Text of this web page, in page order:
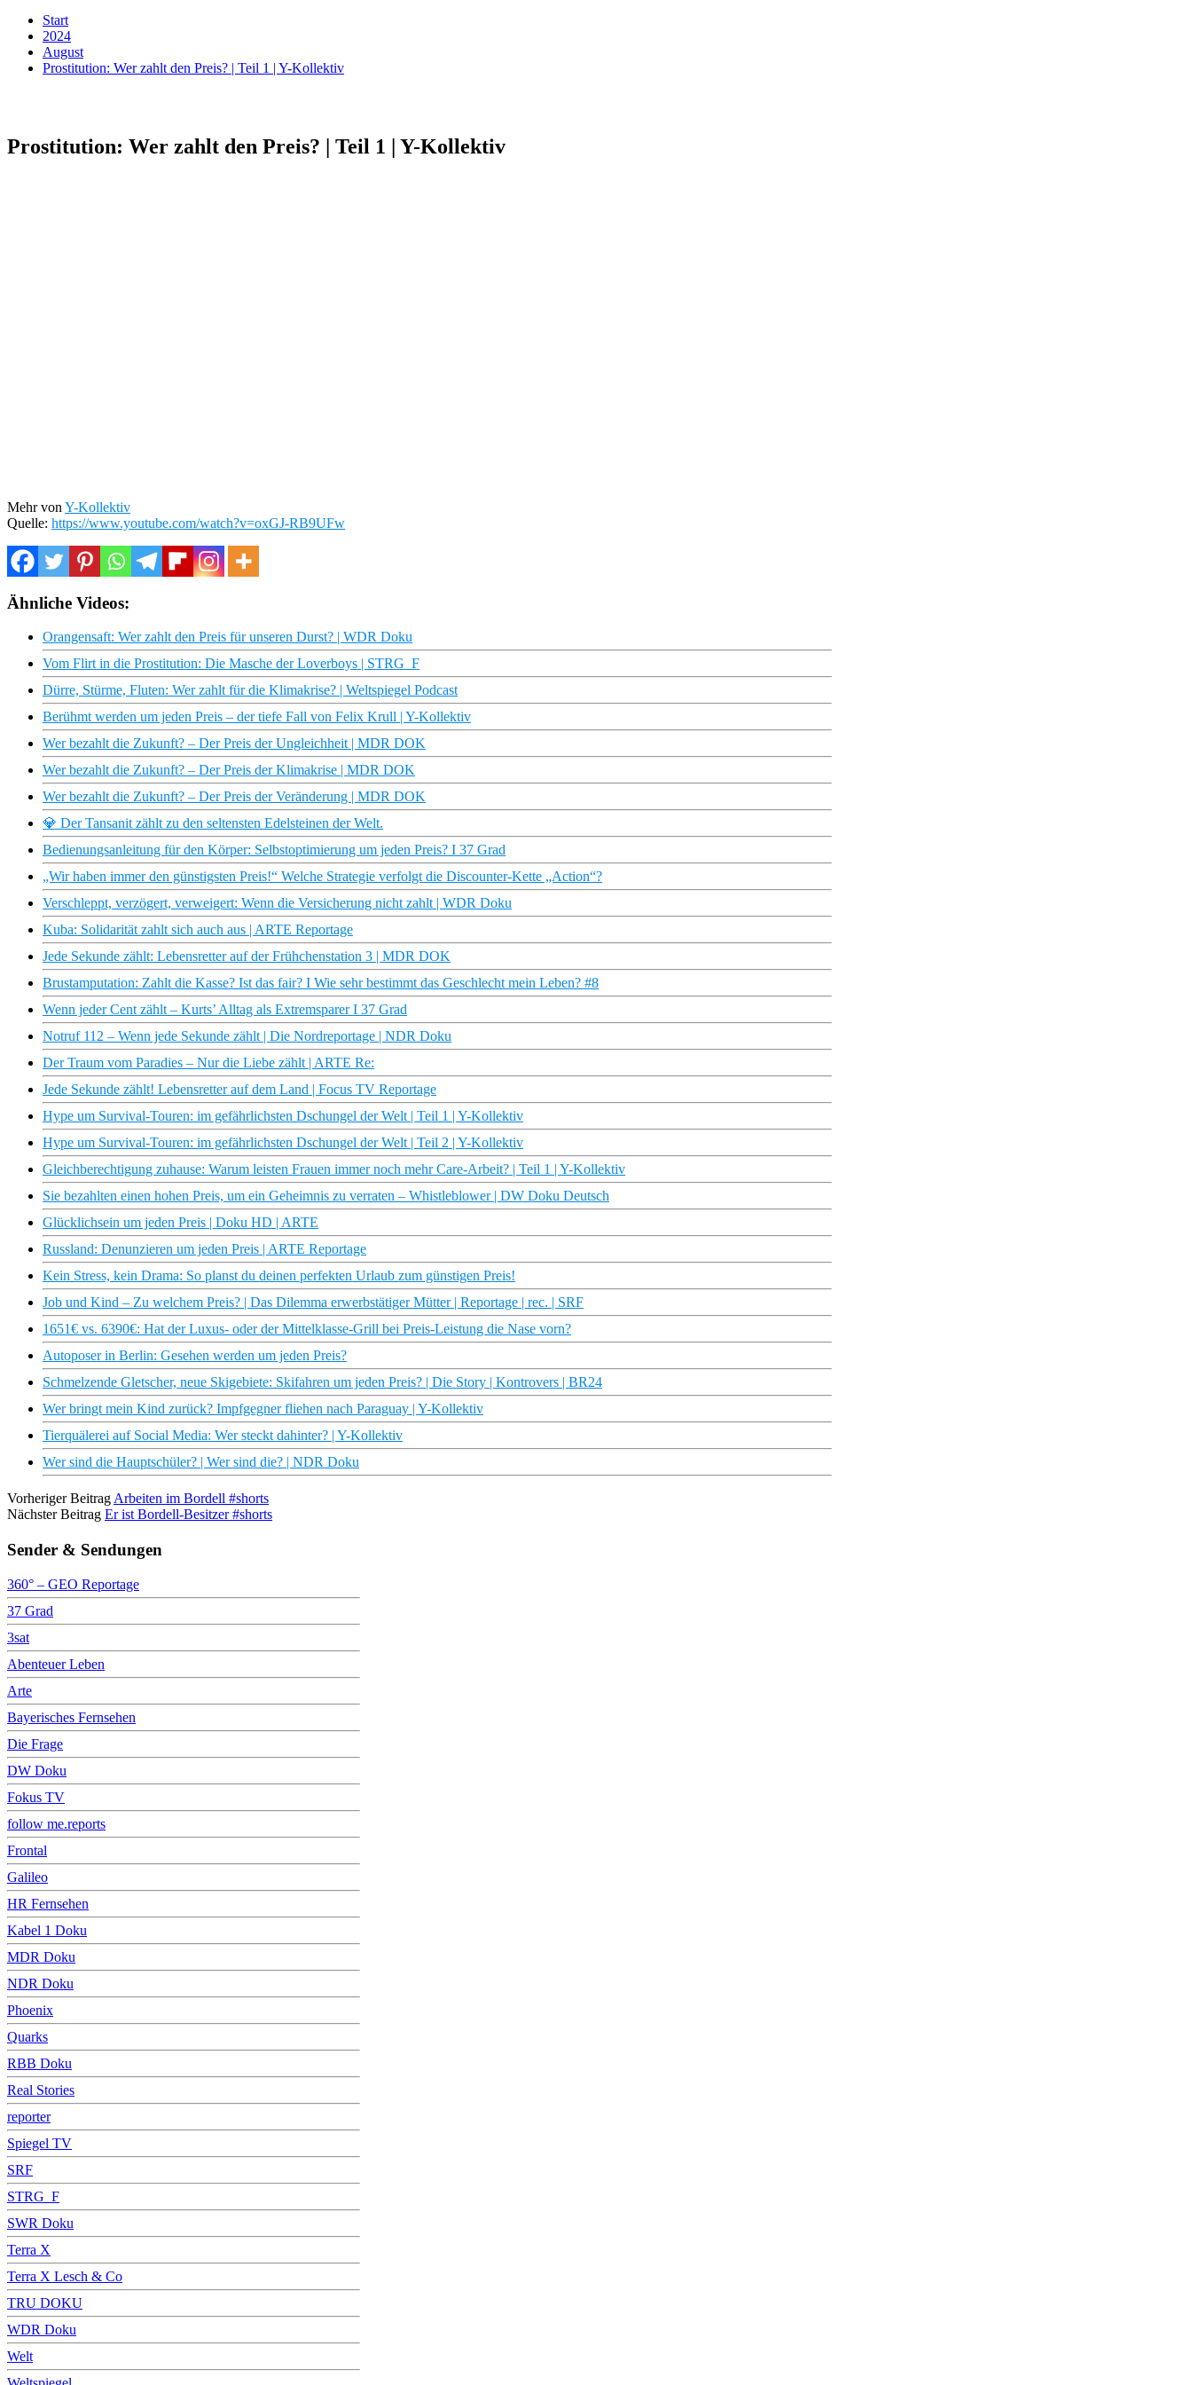
Start
2024
August
Prostitution: Wer zahlt den Preis? | Teil 1 | Y-Kollektiv
Prostitution: Wer zahlt den Preis? | Teil 1 | Y-Kollektiv
Mehr von Y-Kollektiv
Quelle: https://www.youtube.com/watch?v=oxGJ-RB9UFw
Ähnliche Videos:
Orangensaft: Wer zahlt den Preis für unseren Durst? | WDR Doku
Vom Flirt in die Prostitution: Die Masche der Loverboys | STRG_F
Dürre, Stürme, Fluten: Wer zahlt für die Klimakrise? | Weltspiegel Podcast
Berühmt werden um jeden Preis – der tiefe Fall von Felix Krull | Y-Kollektiv
Wer bezahlt die Zukunft? – Der Preis der Ungleichheit | MDR DOK
Wer bezahlt die Zukunft? – Der Preis der Klimakrise | MDR DOK
Wer bezahlt die Zukunft? – Der Preis der Veränderung | MDR DOK
💎 Der Tansanit zählt zu den seltensten Edelsteinen der Welt.
Bedienungsanleitung für den Körper: Selbstoptimierung um jeden Preis? I 37 Grad
„Wir haben immer den günstigsten Preis!“ Welche Strategie verfolgt die Discounter-Kette „Action“?
Verschleppt, verzögert, verweigert: Wenn die Versicherung nicht zahlt | WDR Doku
Kuba: Solidarität zahlt sich auch aus | ARTE Reportage
Jede Sekunde zählt: Lebensretter auf der Frühchenstation 3 | MDR DOK
Brustamputation: Zahlt die Kasse? Ist das fair? I Wie sehr bestimmt das Geschlecht mein Leben? #8
Wenn jeder Cent zählt – Kurts’ Alltag als Extremsparer I 37 Grad
Notruf 112 – Wenn jede Sekunde zählt | Die Nordreportage | NDR Doku
Der Traum vom Paradies – Nur die Liebe zählt | ARTE Re:
Jede Sekunde zählt! Lebensretter auf dem Land | Focus TV Reportage
Hype um Survival-Touren: im gefährlichsten Dschungel der Welt | Teil 1 | Y-Kollektiv
Hype um Survival-Touren: im gefährlichsten Dschungel der Welt | Teil 2 | Y-Kollektiv
Gleichberechtigung zuhause: Warum leisten Frauen immer noch mehr Care-Arbeit? | Teil 1 | Y-Kollektiv
Sie bezahlten einen hohen Preis, um ein Geheimnis zu verraten – Whistleblower | DW Doku Deutsch
Glücklichsein um jeden Preis | Doku HD | ARTE
Russland: Denunzieren um jeden Preis | ARTE Reportage
Kein Stress, kein Drama: So planst du deinen perfekten Urlaub zum günstigen Preis!
Job und Kind – Zu welchem Preis? | Das Dilemma erwerbstätiger Mütter | Reportage | rec. | SRF
1651€ vs. 6390€: Hat der Luxus- oder der Mittelklasse-Grill bei Preis-Leistung die Nase vorn?
Autoposer in Berlin: Gesehen werden um jeden Preis?
Schmelzende Gletscher, neue Skigebiete: Skifahren um jeden Preis? | Die Story | Kontrovers | BR24
Wer bringt mein Kind zurück? Impfgegner fliehen nach Paraguay | Y-Kollektiv
Tierquälerei auf Social Media: Wer steckt dahinter? | Y-Kollektiv
Wer sind die Hauptschüler? | Wer sind die? | NDR Doku
Vorheriger Beitrag Arbeiten im Bordell #shorts
Nächster Beitrag Er ist Bordell-Besitzer #shorts
Sender & Sendungen
360° – GEO Reportage
37 Grad
3sat
Abenteuer Leben
Arte
Bayerisches Fernsehen
Die Frage
DW Doku
Fokus TV
follow me.reports
Frontal
Galileo
HR Fernsehen
Kabel 1 Doku
MDR Doku
NDR Doku
Phoenix
Quarks
RBB Doku
Real Stories
reporter
Spiegel TV
SRF
STRG_F
SWR Doku
Terra X
Terra X Lesch & Co
TRU DOKU
WDR Doku
Welt